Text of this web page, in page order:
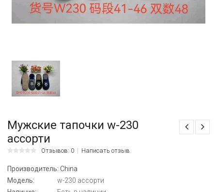
Мужские тапочки w-230
ассорти
Отзывов: 0 Написать отзыв
Производитель: China
Модель:
w-230 ассорти